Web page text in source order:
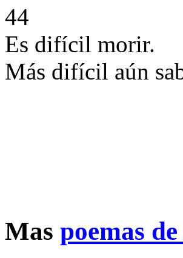
44
Es difícil morir.
Más difícil aún
Mas poemas